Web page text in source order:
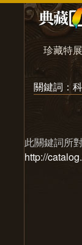
珍藏特展
關鍵詞：
此關鍵詞所
http://